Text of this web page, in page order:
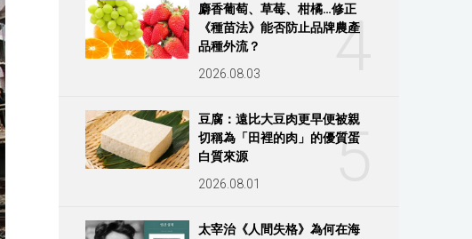
4
麝香葡萄、草莓、柑橘…修正
《種苗法》能否防止品牌農產
品種外流？
2026.08.03
5
豆腐：遠比大豆肉更早便被親
切稱為「田裡的肉」的優質蛋
白質來源
2026.08.01
太宰治《人間失格》為何在海